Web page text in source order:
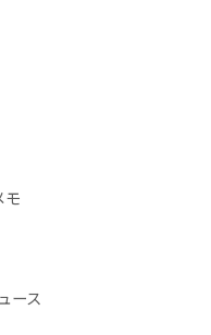
モ
ース